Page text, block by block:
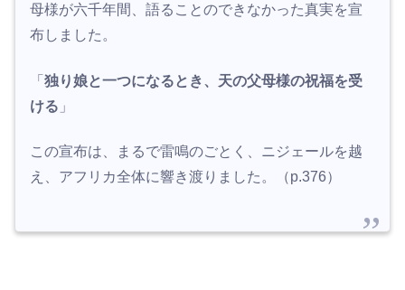
母様が六千年間、語ることのできなかった真実を宣
布しました。
「 独り娘と一つになるとき、天の父母様の祝福を受
ける 」
この宣布は、まるで雷鳴のごとく、ニジェールを越
え、アフリカ全体に響き渡りました。（p.376）